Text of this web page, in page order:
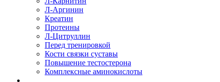
Л-Аргинин
Креатин
Протеины
Л-Цитруллин
Перед тренировкой
Кости связки суставы
Повышение тестостерона
Комплексные аминокислоты